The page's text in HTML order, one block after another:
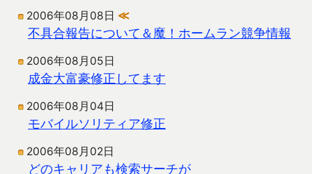
2006年08月08日 ≪
不具合報告について＆魔！ホームラン競争情報
2006年08月05日
成金大富豪修正してます
2006年08月04日
モバイルソリティア修正
2006年08月02日
どのキャリアも検索サーチが